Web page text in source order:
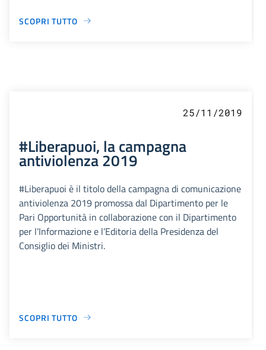
SCOPRI TUTTO
25/11/2019
#Liberapuoi, la campagna
antiviolenza 2019
#Liberapuoi è il titolo della campagna di comunicazione
antiviolenza 2019 promossa dal Dipartimento per le
Pari Opportunità in collaborazione con il Dipartimento
per l’Informazione e l’Editoria della Presidenza del
Consiglio dei Ministri.
SCOPRI TUTTO